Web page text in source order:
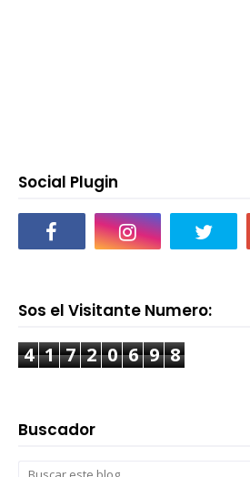
Social Plugin
Sos el Visitante Numero:
4 1 7 2 0 6 9 8
Buscador